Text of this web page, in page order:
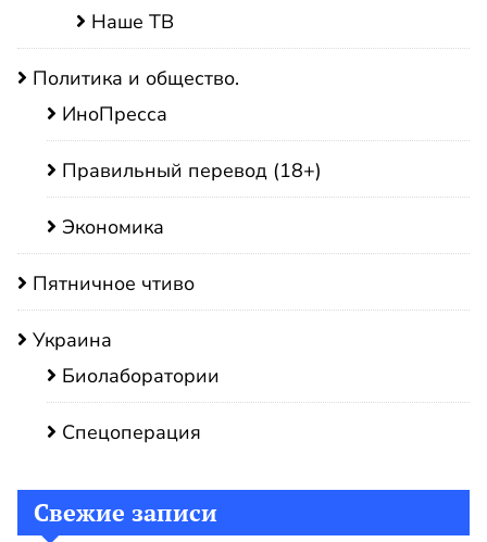
Наше ТВ
Политика и общество.
ИноПресса
Правильный перевод (18+)
Экономика
Пятничное чтиво
Украина
Биолаборатории
Спецоперация
Свежие записи